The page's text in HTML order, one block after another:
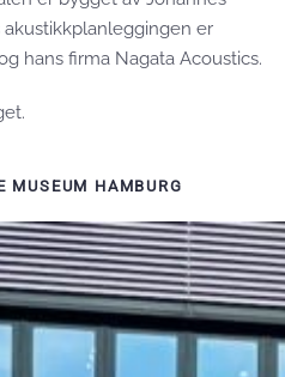
akustikkplanleggingen er
hans firma Nagata Acoustics.
HAMBURG